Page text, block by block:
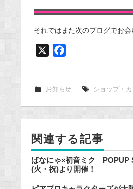
それではまた次のブログでお会
e
k
お知らせ ショップ・カ
関連する記事
ばなにゃ×初音ミク POPUP
(火・祝)より開催！